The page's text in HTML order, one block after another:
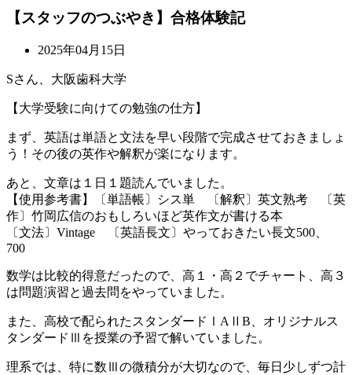
【スタッフのつぶやき】合格体験記
2025年04月15日
Sさん、大阪歯科大学
【大学受験に向けての勉強の仕方】
まず、英語は単語と文法を早い段階で完成させておきましょ
う！その後の英作や解釈が楽になります。
あと、文章は１日１題読んでいました。
【使用参考書】〔単語帳〕シス単 〔解釈〕英文熟考 〔英
作〕竹岡広信のおもしろいほど英作文が書ける本
〔文法〕Vintage 〔英語長文〕やっておきたい長文500、
700
数学は比較的得意だったので、高１・高２でチャート、高３
は問題演習と過去問をやっていました。
また、高校で配られたスタンダードⅠAⅡB、オリジナルス
タンダードⅢを授業の予習で解いていました。
理系では、特に数Ⅲの微積分が大切なので、毎日少しずつ計